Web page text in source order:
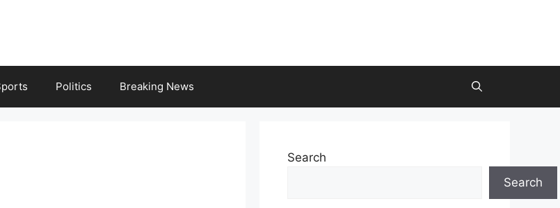
Politics Breaking News
Search
Search